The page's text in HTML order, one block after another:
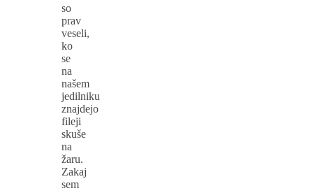
so
prav
veseli,
ko
se
na
našem
jedilniku
znajdejo
fileji
skuše
na
žaru.
Zakaj
sem